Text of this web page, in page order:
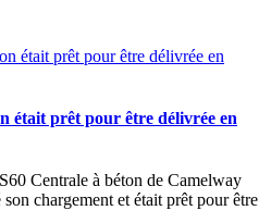
était prêt pour être délivrée en
Centrale à béton de Camelway
chargement et était prêt pour être